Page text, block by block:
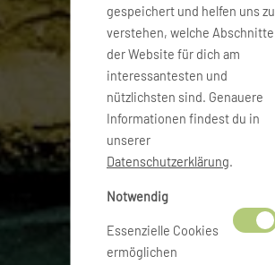
gespeichert und helfen uns zu
verstehen, welche Abschnitte
der Website für dich am
interessantesten und
nützlichsten sind. Genauere
Informationen findest du in
unserer
Datenschutzerklärung.
Notwendig
Essenzielle Cookies
ermöglichen